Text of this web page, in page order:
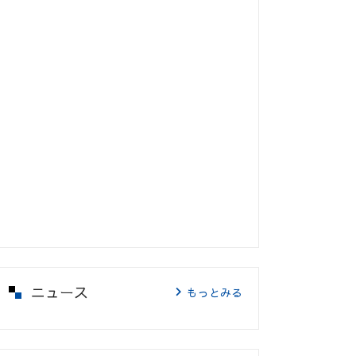
ニュース もっとみる